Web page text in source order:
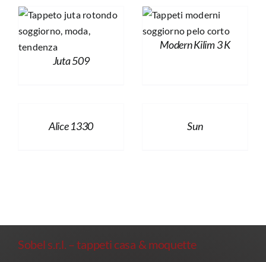
Juta 509
Modern Kilim 3 K
Alice 1330 Sun
Sobel s.r.l. – tappeti casa & moquette